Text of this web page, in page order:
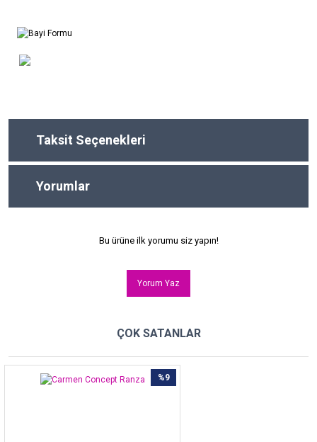
Taksit Seçenekleri
Yorumlar
Bu ürüne ilk yorumu siz yapın!
Yorum Yaz
ÇOK SATANLAR
%9